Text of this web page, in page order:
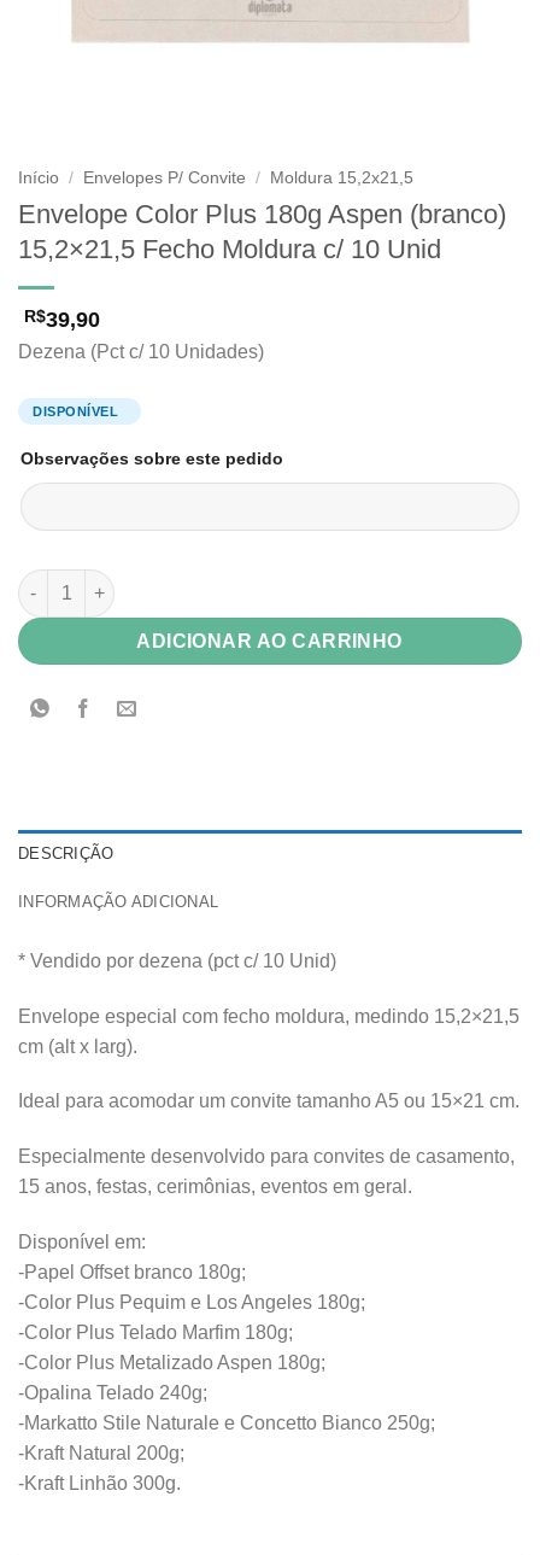
Início / Envelopes P/ Convite / Moldura 15,2x21,5
Envelope Color Plus 180g Aspen (branco)
15,2×21,5 Fecho Moldura c/ 10 Unid
R$39,90
Dezena (Pct c/ 10 Unidades)
Observações sobre este pedido
Envelope Color Plus 180g Aspen (branco) 15,2x21,5 Fecho
ADICIONAR AO CARRINHO
DESCRIÇÃO
INFORMAÇÃO ADICIONAL
* Vendido por dezena (pct c/ 10 Unid)
Envelope especial com fecho moldura, medindo 15,2×21,5
cm (alt x larg).
Ideal para acomodar um convite tamanho A5 ou 15×21 cm.
Especialmente desenvolvido para convites de casamento,
15 anos, festas, cerimônias, eventos em geral.
Disponível em:
-Papel Offset branco 180g;
-Color Plus Pequim e Los Angeles 180g;
-Color Plus Telado Marfim 180g;
-Color Plus Metalizado Aspen 180g;
-Opalina Telado 240g;
-Markatto Stile Naturale e Concetto Bianco 250g;
-Kraft Natural 200g;
-Kraft Linhão 300g.